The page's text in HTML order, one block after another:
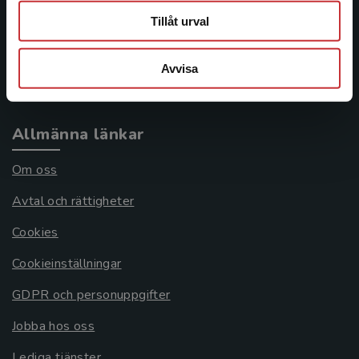
Tillåt urval
Avvisa
Köpvillkor
Systemkrav
Allmänna länkar
Om oss
Avtal och rättigheter
Cookies
Cookieinställningar
GDPR och personuppgifter
Jobba hos oss